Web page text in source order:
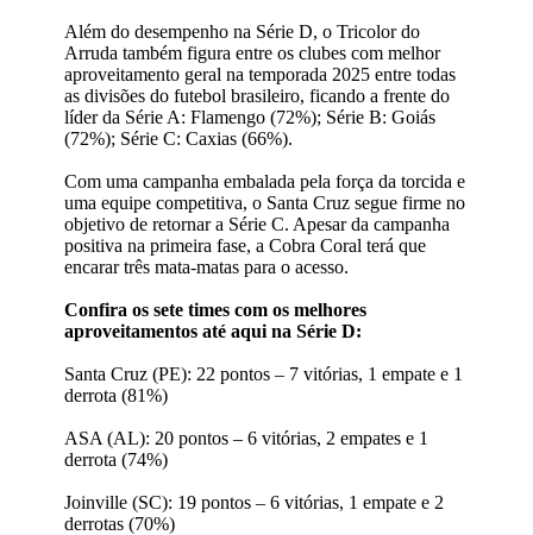
Além do desempenho na Série D, o Tricolor do
Arruda também figura entre os clubes com melhor
aproveitamento geral na temporada 2025 entre todas
as divisões do futebol brasileiro, ficando a frente do
líder da Série A: Flamengo (72%); Série B: Goiás
(72%); Série C: Caxias (66%).
Com uma campanha embalada pela força da torcida e
uma equipe competitiva, o Santa Cruz segue firme no
objetivo de retornar a Série C. Apesar da campanha
positiva na primeira fase, a Cobra Coral terá que
encarar três mata-matas para o acesso.
Confira os sete times com os melhores
aproveitamentos até aqui na Série D:
Santa Cruz (PE): 22 pontos – 7 vitórias, 1 empate e 1
derrota (81%)
ASA (AL): 20 pontos – 6 vitórias, 2 empates e 1
derrota (74%)
Joinville (SC): 19 pontos – 6 vitórias, 1 empate e 2
derrotas (70%)